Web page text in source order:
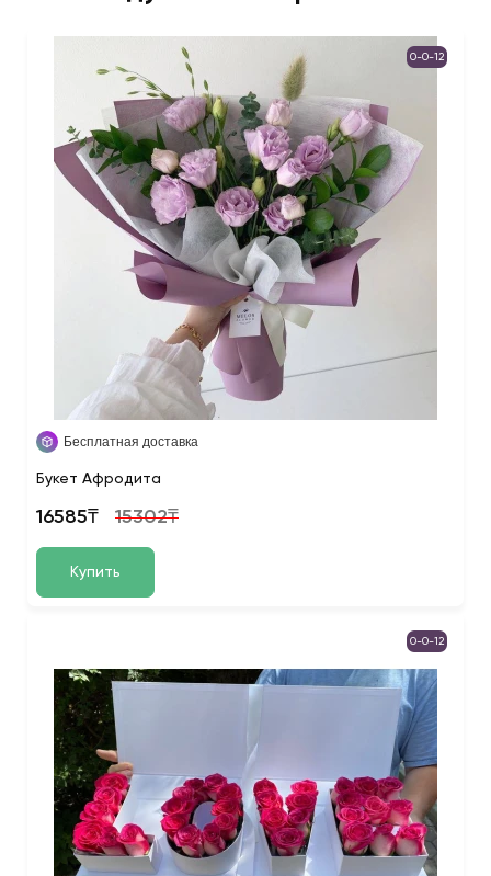
0-0-12
Бесплатная доставка
Букет Афродита
16585₸ 15302₸
Купить
0-0-12